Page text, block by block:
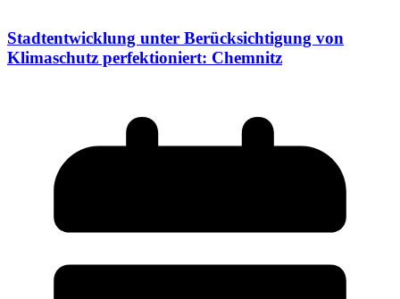
Stadtentwicklung unter Berücksichtigung von
Klimaschutz perfektioniert: Chemnitz